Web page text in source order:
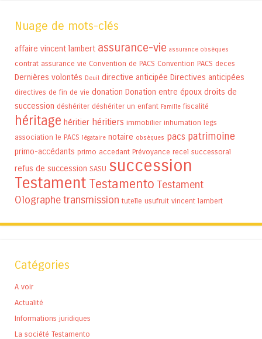
Nuage de mots-clés
affaire vincent lambert assurance-vie assurance obsèques
contrat assurance vie Convention de PACS Convention PACS deces
Dernières volontés Deuil directive anticipée Directives anticipées
directives de fin de vie donation Donation entre époux droits de
succession déshériter déshériter un enfant Famille fiscalité
héritage héritier héritiers immobilier inhumation legs
association le PACS légataire notaire obsèques pacs patrimoine
primo-accédants primo accedant Prévoyance recel successoral
refus de succession SASU succession
Testament Testamento Testament
Olographetransmission tutelle usufruit vincent lambert
Catégories
A voir
Actualité
Informations juridiques
La société Testamento